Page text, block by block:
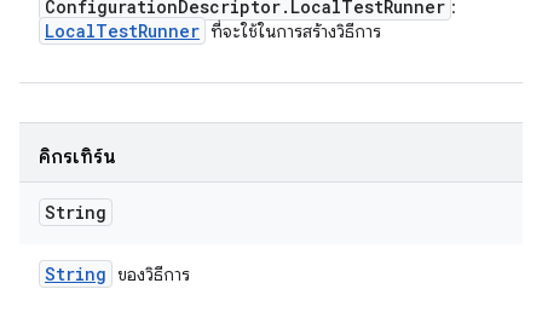
ConfigurationDescriptor. LocalTestRunner :
LocalTestRunner ที่จะใช้ในการสร้างวิธีการ
คิกรีเทิร์น
String
String ของวิธีการ